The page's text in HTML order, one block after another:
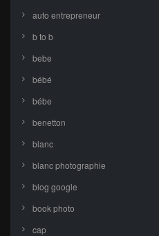
auto entrepreneur
b to b
bebe
bébé
bébe
benetton
blanc
blanc photographie
blog google
book photo
cap